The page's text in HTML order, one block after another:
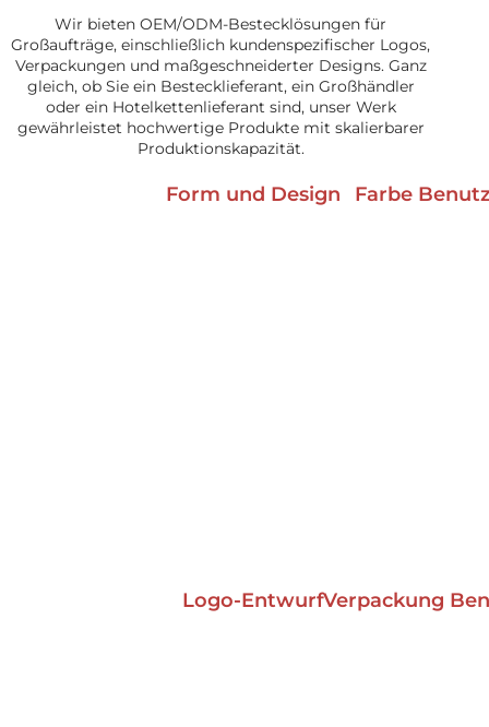
Wir bieten OEM/ODM-Bestecklösungen für
Großaufträge, einschließlich kundenspezifischer Logos,
Verpackungen und maßgeschneiderter Designs. Ganz
gleich, ob Sie ein Bestecklieferant, ein Großhändler
oder ein Hotelkettenlieferant sind, unser Werk
gewährleistet hochwertige Produkte mit skalierbarer
Produktionskapazität.
Form und Design Farbe
Logo-EntwurfVerpackung